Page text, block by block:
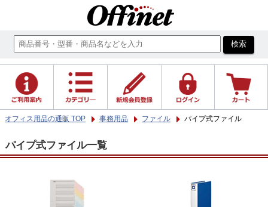
オフィス用品の通販 TOP 事務用品 ファイル パイプ式ファイル
パイプ式ファイル一覧